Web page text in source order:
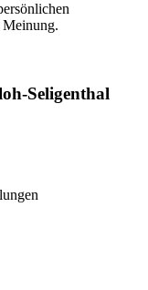
Meinung.
Seligenthal